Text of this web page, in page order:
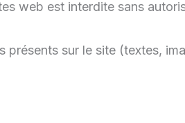
web est interdite sans
présents sur le site (textes,